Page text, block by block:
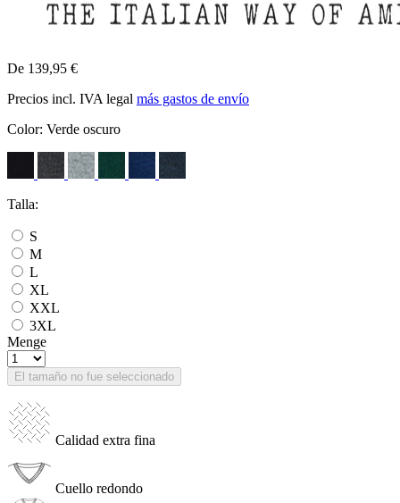
De 139,95 €
Precios incl. IVA legal más gastos de envío
Color: Verde oscuro
Talla:
S
M
L
XL
XXL
3XL
Menge
El tamaño no fue seleccionado
Calidad extra fina
Cuello redondo